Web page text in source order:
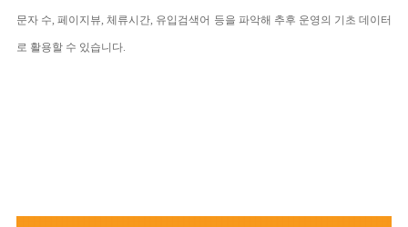
문자 수, 페이지뷰, 체류시간, 유입검색어 등을 파악해 추후 운영의 기초 데이터
로 활용할 수 있습니다.